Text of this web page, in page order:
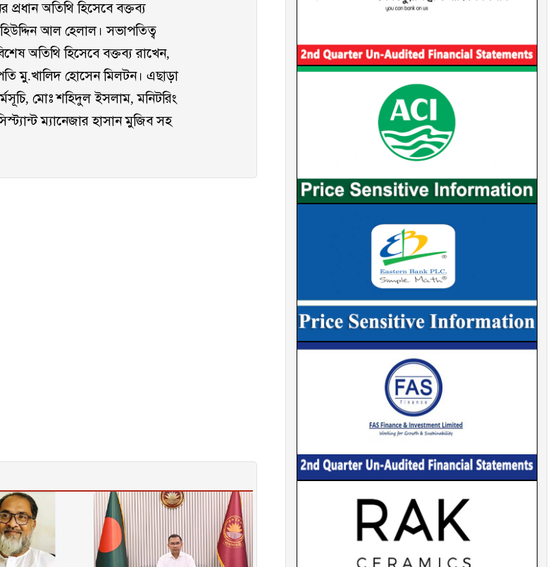
প্রধান অতিথি হিসেবে বক্তব্য
আল হেলাল। সভাপতিত্ব
অতিথি হিসেবে বক্তব্য রাখেন,
মু.খালিদ হোসেন মিলটন। এছাড়া
মোঃ শহিদুল ইসলাম, মনিটরিং
ম্যানেজার হাসান মুজিব সহ